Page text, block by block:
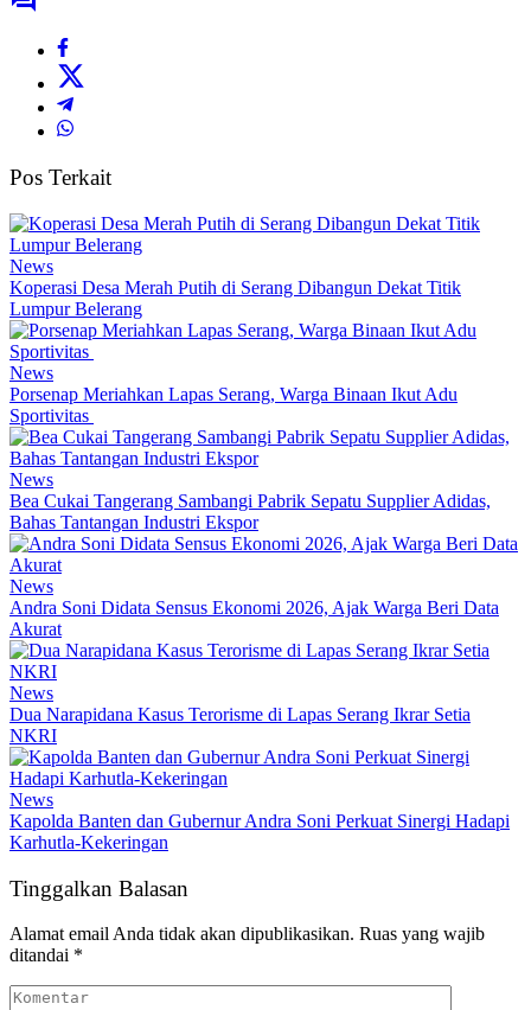
Pos Terkait
News
Koperasi Desa Merah Putih di Serang Dibangun Dekat Titik
Lumpur Belerang
News
Porsenap Meriahkan Lapas Serang, Warga Binaan Ikut Adu
Sportivitas
News
Bea Cukai Tangerang Sambangi Pabrik Sepatu Supplier Adidas,
Bahas Tantangan Industri Ekspor
News
Andra Soni Didata Sensus Ekonomi 2026, Ajak Warga Beri Data
Akurat
News
Dua Narapidana Kasus Terorisme di Lapas Serang Ikrar Setia
NKRI
News
Kapolda Banten dan Gubernur Andra Soni Perkuat Sinergi Hadapi
Karhutla-Kekeringan
Tinggalkan Balasan
Alamat email Anda tidak akan dipublikasikan. Ruas yang wajib
ditandai *